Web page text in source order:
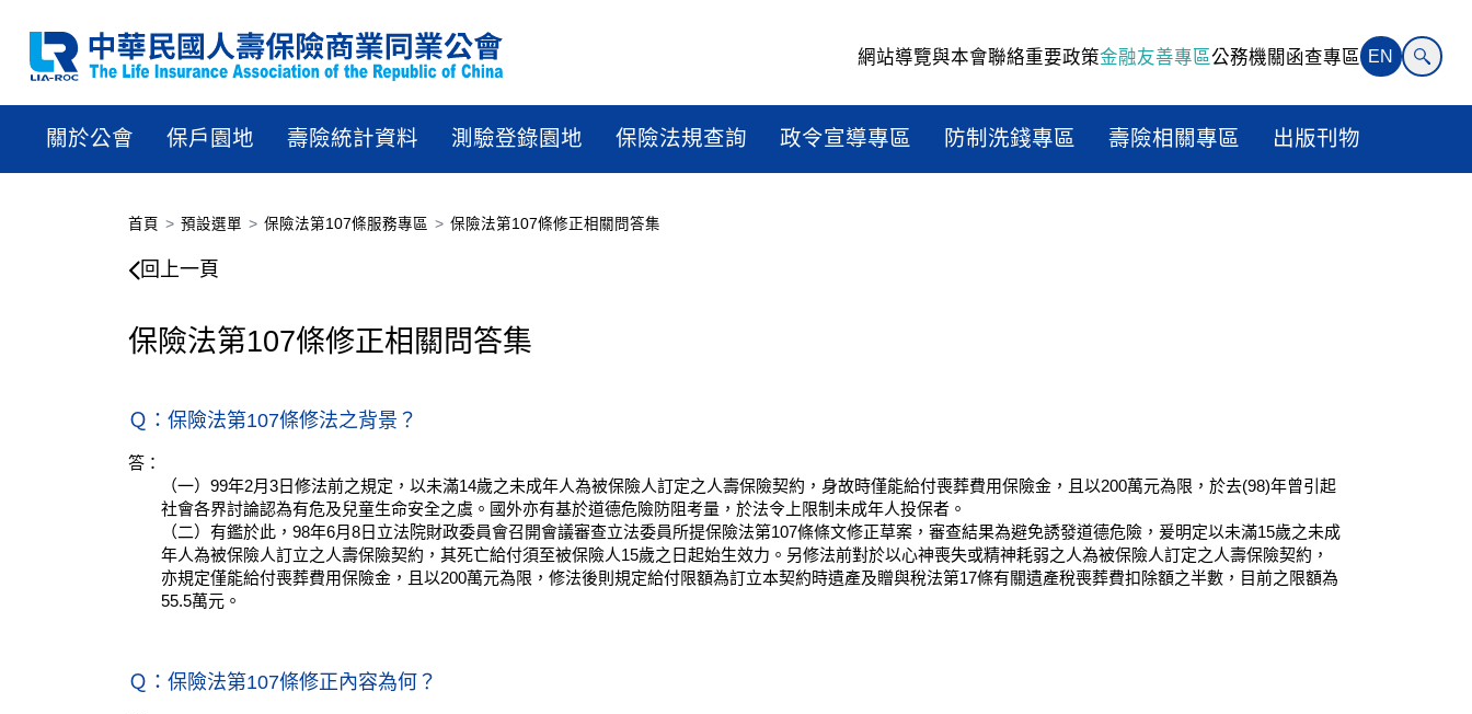
網站導覽與本會聯絡重要政策金融友善專區公務機關函查專區 EN
關於公會 保戶園地 壽險統計資料 測驗登錄園地 保險法規查詢 政令宣導專區 防制洗錢專區 壽險相關專區 出版刊物
保險法第107條修正相關問答集
首頁 預設選單 保險法第107條服務專區 保險法第107條修正相關問答集
回上一頁
保險法第107條修正相關問答集
Ｑ：保險法第107條修法之背景？
答：
（一）99年2月3日修法前之規定，以未滿14歲之未成年人為被保險人訂定之人壽保險契約，身故時僅能給付喪葬費用保險金，且以200萬元為限，於去(98)年曾引起
社會各界討論認為有危及兒童生命安全之虞。國外亦有基於道德危險防阻考量，於法令上限制未成年人投保者。
（二）有鑑於此，98年6月8日立法院財政委員會召開會議審查立法委員所提保險法第107條條文修正草案，審查結果為避免誘發道德危險，爰明定以未滿15歲之未成
年人為被保險人訂立之人壽保險契約，其死亡給付須至被保險人15歲之日起始生效力。另修法前對於以心神喪失或精神耗弱之人為被保險人訂定之人壽保險契約，
亦規定僅能給付喪葬費用保險金，且以200萬元為限，修法後則規定給付限額為訂立本契約時遺產及贈與稅法第17條有關遺產稅喪葬費扣除額之半數，目前之限額為
55.5萬元。
Ｑ：保險法第107條修正內容為何？